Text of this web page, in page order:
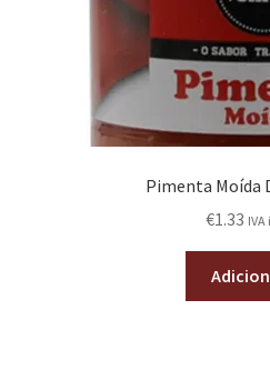
Pimenta Moída
€1.33